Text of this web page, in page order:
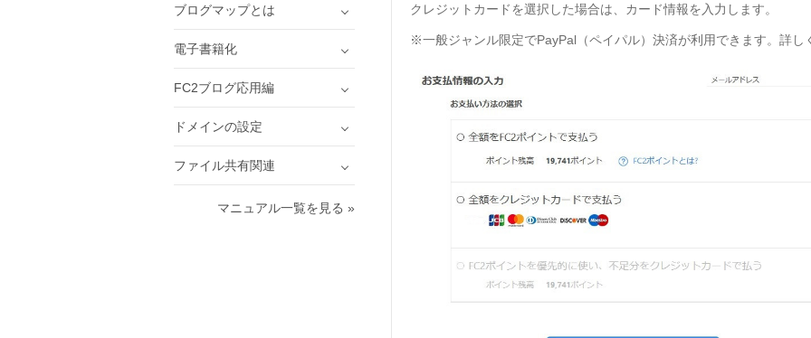
クレジットカードを選択した場合は、カード情報を入力します。
※一般ジャンル限定でPayPal（ペイパル）決済が利用できます。詳し
ブログマップとは
電子書籍化
FC2ブログ応用編
ドメインの設定
ファイル共有関連
マニュアル一覧を見る »